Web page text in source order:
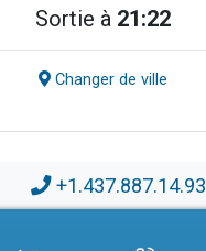
Sortie à 21:22
Changer de ville
+1.437.887.14.93